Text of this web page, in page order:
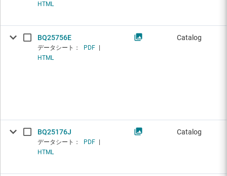
HTML
BQ25756E
データシート： PDF
HTML
Catalog
BQ25176J
データシート： PDF
HTML
Catalog